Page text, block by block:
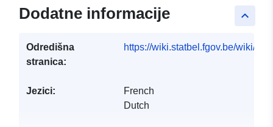
keyboard_arrow_up
Dodatne informacije
Odredišna
stranica:
https://wiki.statbel.fgov.be/wiki/
Jezici:
French
Dutch